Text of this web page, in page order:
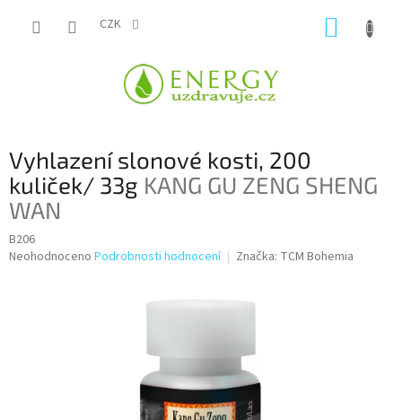
CZK
Vyhlazení slonové kosti, 200
kuliček/ 33g KANG GU ZENG SHENG
WAN
B206
Průměrné
Neohodnoceno Podrobnosti hodnocení Značka: TCM Bohemia